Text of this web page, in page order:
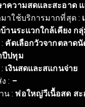
ความสดและสะอาด
าใช้บริการมากที่สุด :
านระแวกใกล้เคียง ก
คัดเลือกวัวจากตลาด
ปีปทุม
เงินสดและสแกนจ่าย
: –
น :พ่อใหญ่วีเนื้อสด ส